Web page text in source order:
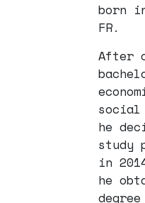
born
FR.
After
social
he
study
in
he